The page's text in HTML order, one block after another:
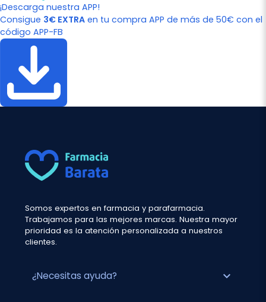
¡Descarga nuestra APP!
Consigue 3€ EXTRA en tu compra APP de más de 50€ con el
código APP-FB
Somos expertos en farmacia y parafarmacia.
Trabajamos para las mejores marcas. Nuestra mayor
prioridad es la atención personalizada a nuestros
clientes.
¿Necesitas ayuda? expand_more